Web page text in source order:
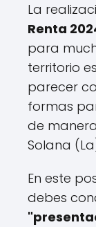
La
Renta
para
territorio
parecer
formas
de
Solana
En este
debes